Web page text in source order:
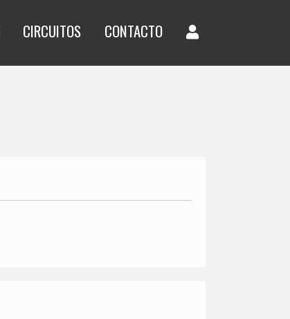
CIRCUITOS CONTACTO